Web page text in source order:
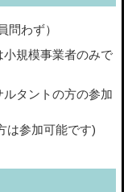
問わず）
小規模事業者のみで
タントの方の参加
は参加可能です)